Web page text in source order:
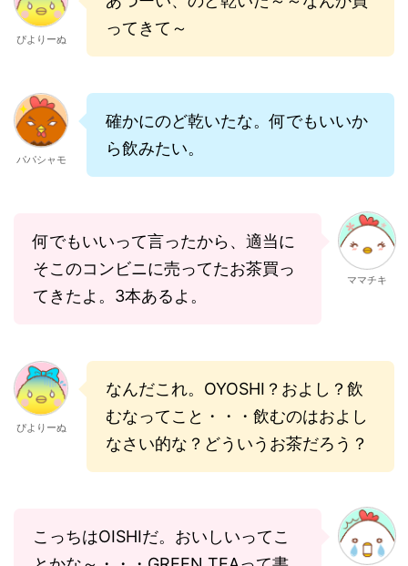
ぴよりーぬ
ってきて～
パパシャモ
確かにのど乾いたな。何でもいいか
ら飲みたい。
何でもいいって言ったから、適当に
そこのコンビニに売ってたお茶買っ
てきたよ。3本あるよ。
ママチキ
ぴよりーぬ
なんだこれ。OYOSHI？およし？飲
むなってこと・・・飲むのはおよし
なさい的な？どういうお茶だろう？
こっちはOISHIだ。おいしいってこ